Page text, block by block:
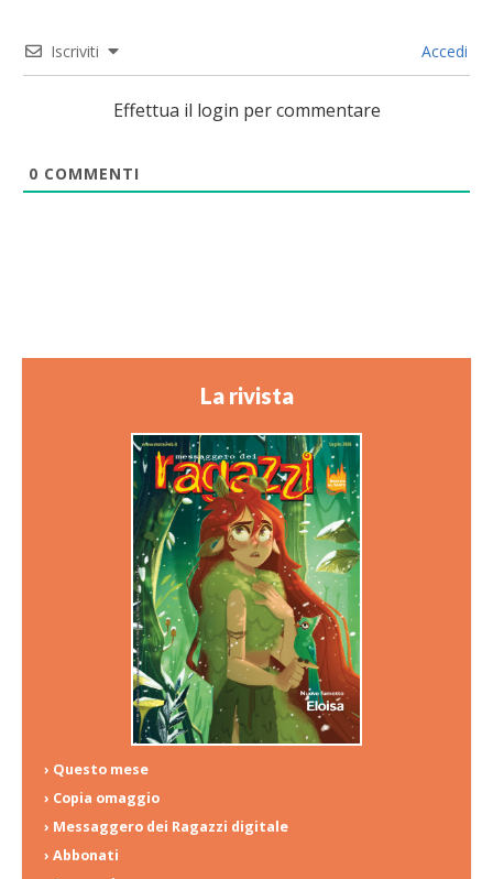
Iscriviti Accedi
Effettua il login per commentare
0 COMMENTI
La rivista
› Questo mese
› Copia omaggio
› Messaggero dei Ragazzi digitale
› Abbonati